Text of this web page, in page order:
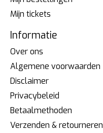
Mijn tickets
Informatie
Over ons
Algemene voorwaarden
Disclaimer
Privacybeleid
Betaalmethoden
Verzenden & retourneren